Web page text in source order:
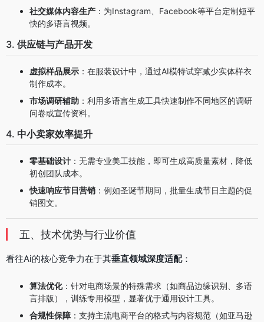
社交媒体内容生产 ：为Instagram、Facebook等平台定制短平
快的多语言视频。
3. 供应链与产品开发
虚拟样品展示 ：在服装设计中，通过AI模特试穿减少实体样衣
制作成本。
市场调研辅助 ：利用多语言生成工具快速制作不同地区的调研
问卷或宣传资料。
4. 中小卖家效率提升
零基础设计 ：无需专业美工技能，即可生成高质量素材，降低
初创团队成本。
快速响应节日营销 ：例如圣诞节期间，批量生成节日主题的促
销图文。
五、技术优势与行业价值
看往Ai的核心竞争力在于其垂直领域深度适配：
算法优化：针对电商场景的特殊需求（如商品边缘识别、多语
言排版），训练专用模型，显著优于通用设计工具。
合规性保障 ：支持主流电商平台的格式与内容规范（如亚马逊